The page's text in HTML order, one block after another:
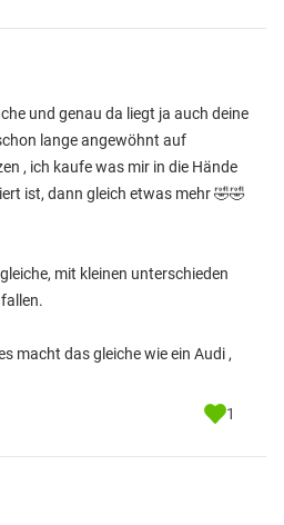
und genau da liegt ja auch deine
lange angewöhnt auf
, ich kaufe was mir in die Hände
ist, dann gleich etwas mehr 🤣🤣
mit kleinen unterschieden
macht das gleiche wie ein Audi ,
1